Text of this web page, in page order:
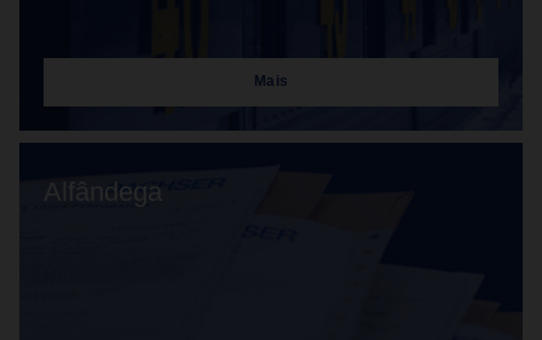
Mais
Alfândega